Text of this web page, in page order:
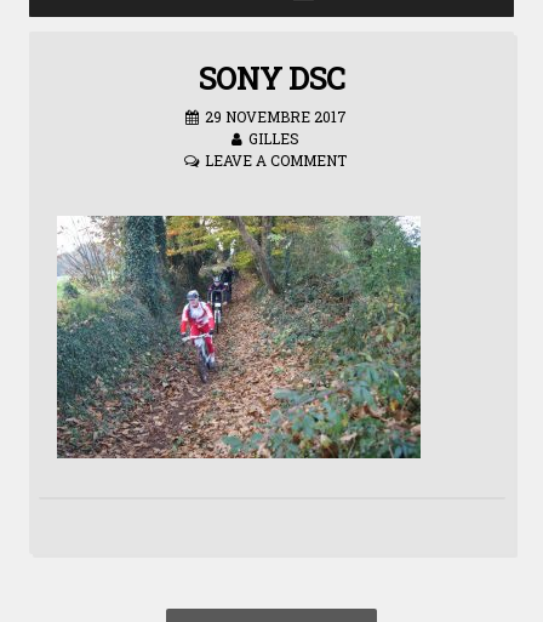
SONY DSC
29 NOVEMBRE 2017
GILLES
LEAVE A COMMENT